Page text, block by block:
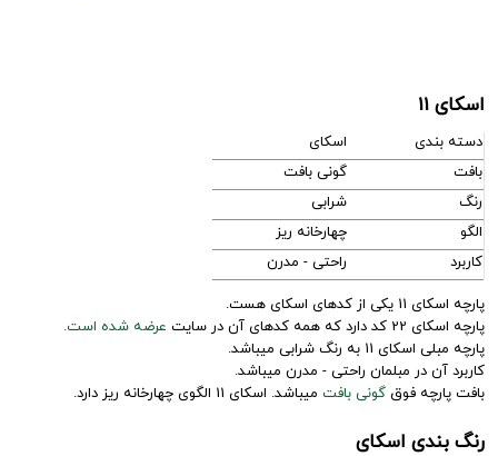
اسکای 11
دسته بندی
اسکای
بافت
گونی بافت
رنگ
شرابی
الگو
چهارخانه ریز
کاربرد
راحتی - مدرن
پارچه اسکای 11 یکی از کدهای اسکای هست.
پارچه اسکای 22 کد دارد که همه کدهای آن در سایت
عرضه شده است.
پارچه مبلی اسکای 11 به رنگ شرابی میباشد.
کاربرد آن در مبلمان راحتی - مدرن میباشد.
بافت پارچه فوق گونی بافت میباشد. اسکای 11 الگوی چهارخانه ریز دارد.
رنگ بندی اسکای